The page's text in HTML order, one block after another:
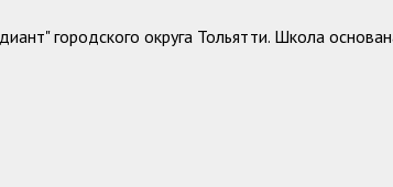
городского округа Тольятти. Школа